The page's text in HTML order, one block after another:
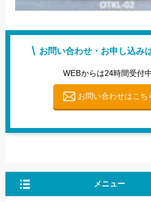
お問い合わせ・お申し込み
WEBからは24時間受付
お問い合わせはこち
メニュー